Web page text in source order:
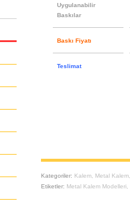
Uygulanabilir
Baskılar
Baskı Fiyatı
Teslimat
Kategoriler: Kalem Metal Kalem
Etiketler: Metal Kalem Modelleri